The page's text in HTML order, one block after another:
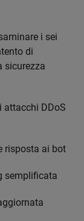
i sei
di
sicurezza
attacchi DDoS
risposta ai bot
semplificata